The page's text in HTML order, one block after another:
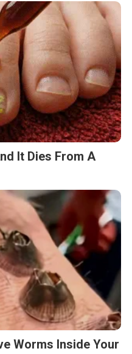
It Dies From A
Worms Inside Your